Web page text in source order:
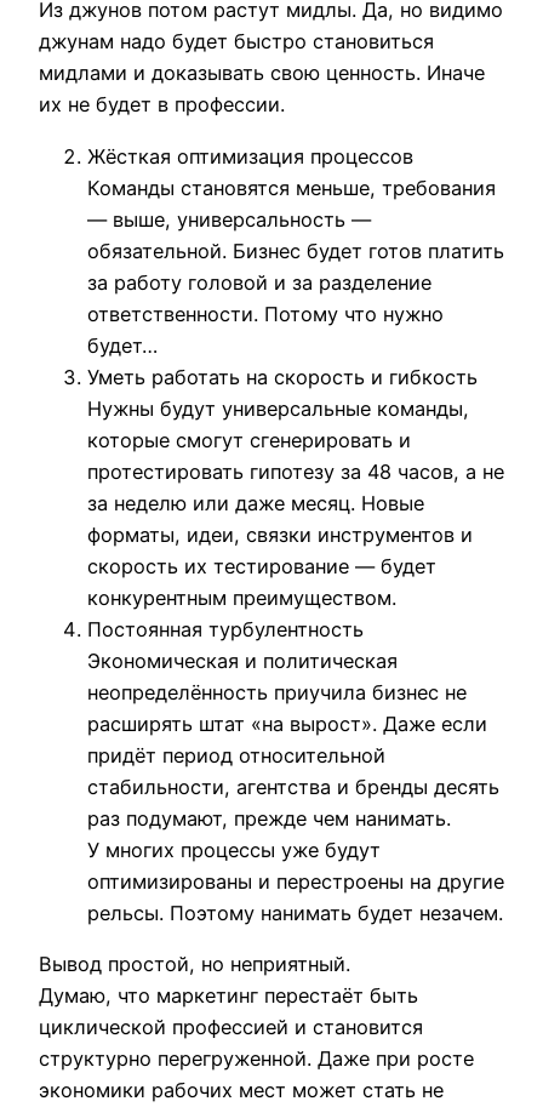
Из джунов потом растут мидлы. Да, но видимо
джунам надо будет быстро становиться
мидлами и доказывать свою ценность. Иначе
их не будет в профессии.
Жёсткая оптимизация процессов
Команды становятся меньше, требования
— выше, универсальность —
обязательной. Бизнес будет готов платить
за работу головой и за разделение
ответственности. Потому что нужно
будет…
Уметь работать на скорость и гибкость
Нужны будут универсальные команды,
которые смогут сгенерировать и
протестировать гипотезу за 48 часов, а не
за неделю или даже месяц. Новые
форматы, идеи, связки инструментов и
скорость их тестирование — будет
конкурентным преимуществом.
Постоянная турбулентность
Экономическая и политическая
неопределённость приучила бизнес не
расширять штат «на вырост». Даже если
придёт период относительной
стабильности, агентства и бренды десять
раз подумают, прежде чем нанимать.
У многих процессы уже будут
оптимизированы и перестроены на другие
рельсы. Поэтому нанимать будет незачем.
Вывод простой, но неприятный.
Думаю, что маркетинг перестаёт быть
циклической профессией и становится
структурно перегруженной. Даже при росте
экономики рабочих мест может стать не